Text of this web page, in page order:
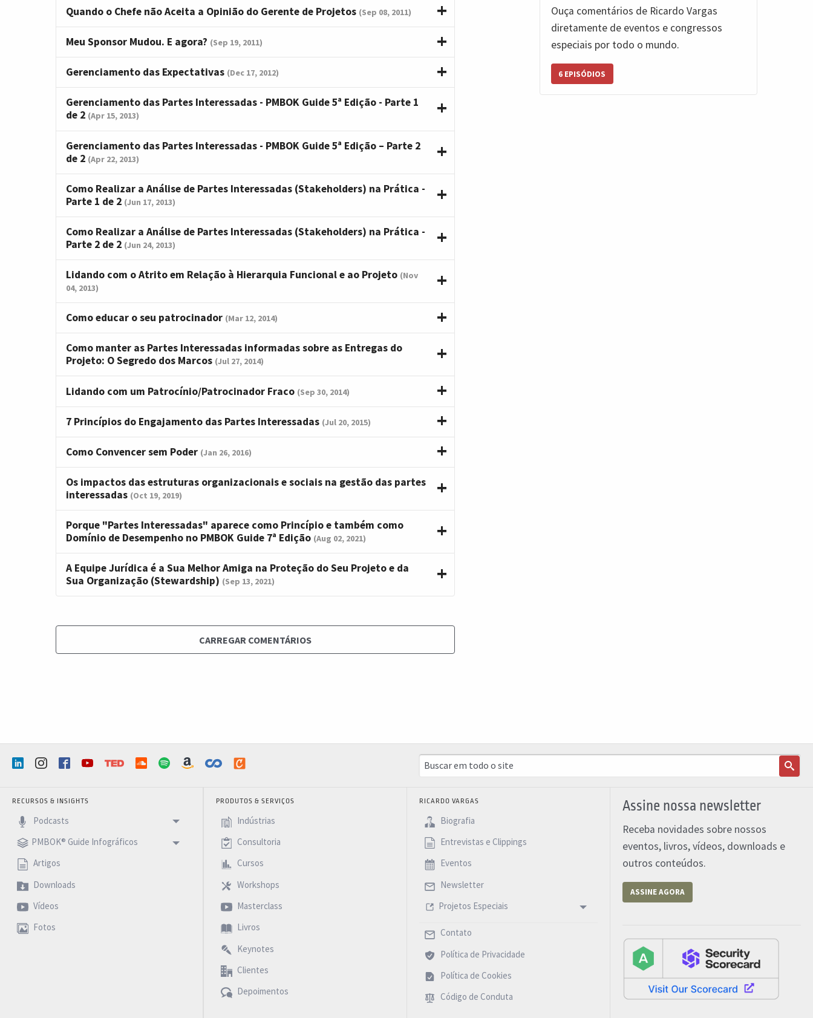
Quando o Chefe não Aceita a Opinião do Gerente de Projetos (Sep 08, 2011)
Meu Sponsor Mudou. E agora? (Sep 19, 2011)
Gerenciamento das Expectativas (Dec 17, 2012)
Gerenciamento das Partes Interessadas - PMBOK Guide 5ª Edição - Parte 1
de 2 (Apr 15, 2013)
Gerenciamento das Partes Interessadas - PMBOK Guide 5ª Edição – Parte 2
de 2 (Apr 22, 2013)
Como Realizar a Análise de Partes Interessadas (Stakeholders) na Prática -
Parte 1 de 2 (Jun 17, 2013)
Como Realizar a Análise de Partes Interessadas (Stakeholders) na Prática -
Parte 2 de 2 (Jun 24, 2013)
Lidando com o Atrito em Relação à Hierarquia Funcional e ao Projeto (Nov
04, 2013)
Como educar o seu patrocinador (Mar 12, 2014)
Como manter as Partes Interessadas informadas sobre as Entregas do
Projeto: O Segredo dos Marcos (Jul 27, 2014)
Lidando com um Patrocínio/Patrocinador Fraco (Sep 30, 2014)
7 Princípios do Engajamento das Partes Interessadas (Jul 20, 2015)
Como Convencer sem Poder (Jan 26, 2016)
Os impactos das estruturas organizacionais e sociais na gestão das partes
interessadas (Oct 19, 2019)
Porque "Partes Interessadas" aparece como Princípio e também como
Domínio de Desempenho no PMBOK Guide 7ª Edição (Aug 02, 2021)
A Equipe Jurídica é a Sua Melhor Amiga na Proteção do Seu Projeto e da
Sua Organização (Stewardship) (Sep 13, 2021)
CARREGAR COMENTÁRIOS
Ouça comentários de Ricardo Vargas
diretamente de eventos e congressos
especiais por todo o mundo.
6 EPISÓDIOS
RECURSOS & INSIGHTS
Podcasts
PMBOK® Guide Infográficos
Artigos
Downloads
Vídeos
Fotos
PRODUTOS & SERVIÇOS
Indústrias
Consultoria
Cursos
Workshops
Masterclass
Livros
Keynotes
Clientes
Depoimentos
RICARDO VARGAS
Biografia
Entrevistas e Clippings
Eventos
Newsletter
Projetos Especiais
Contato
Política de Privacidade
Política de Cookies
Código de Conduta
Assine nossa newsletter
Receba novidades sobre nossos
eventos, livros, vídeos, downloads e
outros conteúdos.
ASSINE AGORA